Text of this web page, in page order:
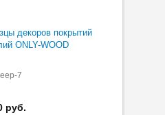
декоров покрытий
ONLY-WOOD
7
руб.